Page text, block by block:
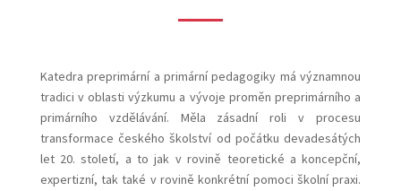
Katedrapreprimární a primární pedagogiky má významnou
tradici v oblasti výzkumu a vývoje proměn preprimárního a
primárního vzdělávání. Měla zásadní roli v procesu
transformace českého školství od počátku devadesátých
let 20. století, a to jak v rovině teoretické a koncepční,
expertizní, tak také v rovině konkrétní pomoci školní praxi.